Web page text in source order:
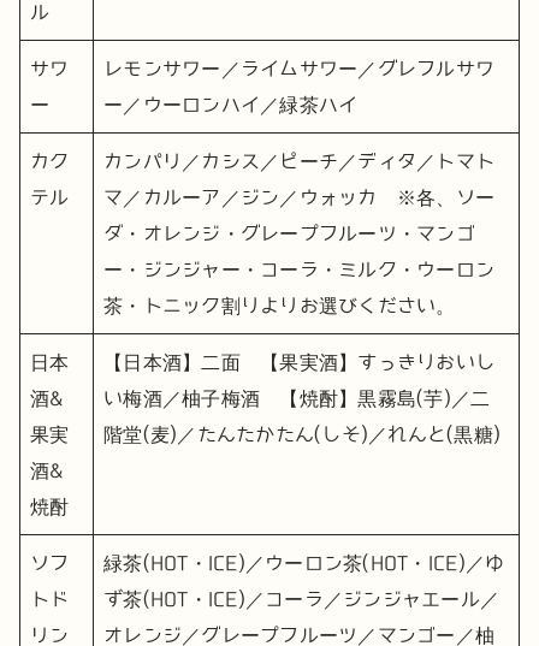
ル
サワ
ー
レモンサワー／ライムサワー／グレフルサワ
ー／ウーロンハイ／緑茶ハイ
カク
テル
カンパリ／カシス／ピーチ／ディタ／トマト
マ／カルーア／ジン／ウォッカ ※各、ソー
ダ・オレンジ・グレープフルーツ・マンゴ
ー・ジンジャー・コーラ・ミルク・ウーロン
茶・トニック割りよりお選びください。
日本
酒&
果実
酒&
焼酎
【日本酒】二面 【果実酒】すっきりおいし
い梅酒／柚子梅酒 【焼酎】黒霧島(芋)／二
階堂(麦)／たんたかたん(しそ)／れんと(黒糖)
ソフ
トド
リン
緑茶(HOT・ICE)／ウーロン茶(HOT・ICE)／ゆ
ず茶(HOT・ICE)／コーラ／ジンジャエール／
オレンジ／グレープフルーツ／マンゴー／柚